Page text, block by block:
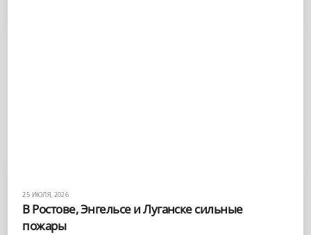
25 ИЮЛЯ, 2026
В Ростове, Энгельсе и Луганске сильные
пожары